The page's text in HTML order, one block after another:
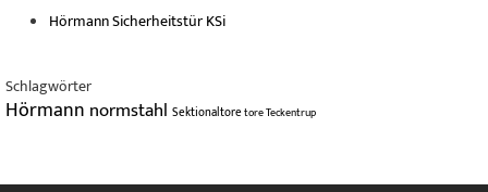
Hörmann Sicherheitstür KSi
Schlagwörter
Hörmann normstahl SektionaltoretoreTeckentrup